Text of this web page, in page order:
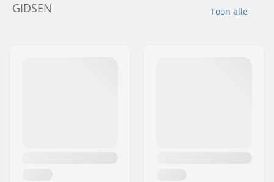
Toon alle
GIDSEN